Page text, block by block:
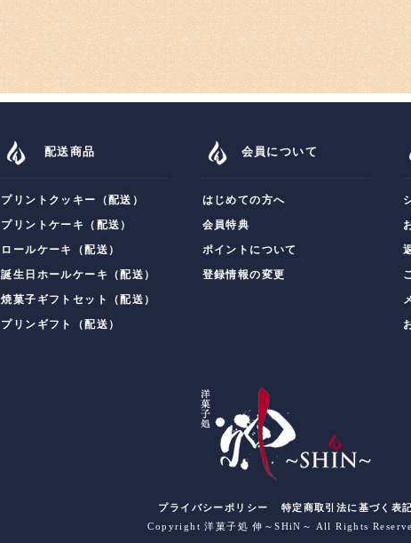
配送商品
プリントクッキー（配送）
プリントケーキ（配送）
ロールケーキ（配送）
誕生日ホールケーキ（配送）
焼菓子ギフトセット（配送）
プリンギフト（配送）
会員について
はじめての方へ
会員特典
ポイントについて
登録情報の変更
プライバシーポリシー
特定商取引法に基づく表
Copyright 洋菓子処 伸～SHiN～ All Rights